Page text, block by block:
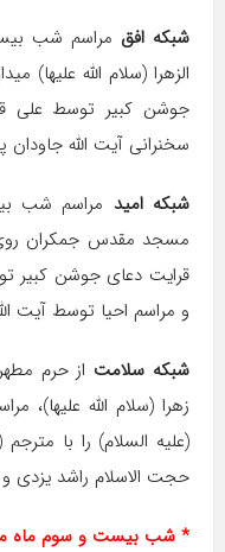
شبکه افق مراسم شب
الزهرا (سلام الله علیها)
جوشن کبیر توسط علی
سخنرانی آیت الله
شبکه امید مراسم شب
مسجد مقدس جمکران
قرایت دعای جوشن کبیر
و مراسم احیا توسط آیت
شبکه سلامت از حرم
زهرا (سلام الله
(علیه السلام) را با
حجت الاسلام راشد یزدی
* شب بیست و سوم ماه